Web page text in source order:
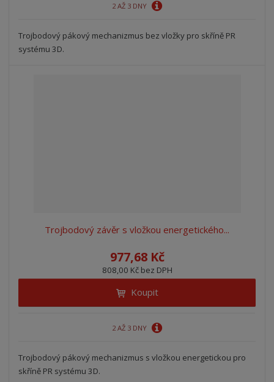
2 AŽ 3 DNY
Trojbodový pákový mechanizmus bez vložky pro skříně PR
systému 3D.
Trojbodový závěr s vložkou energetického...
977,68 Kč
808,00 Kč bez DPH
Koupit
2 AŽ 3 DNY
Trojbodový pákový mechanizmus s vložkou energetickou pro
skříně PR systému 3D.